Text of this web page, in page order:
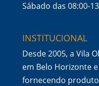
Sábado das 08:00-
INSTITUCIONAL
Desde 2005, a Vila
em Belo Horizonte
fornecendo